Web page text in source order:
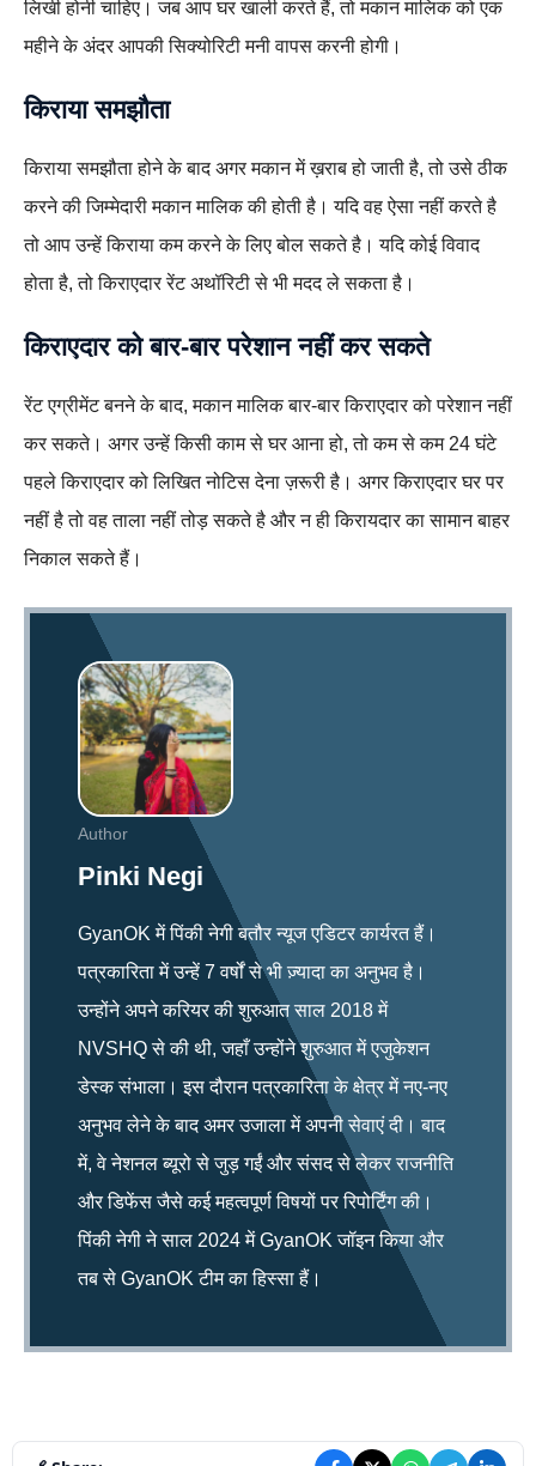
लिखी होनी चाहिए। जब आप घर खाली करते हैं, तो मकान मालिक को एक
महीने के अंदर आपकी सिक्योरिटी मनी वापस करनी होगी।
किराया समझौता
किराया समझौता होने के बाद अगर मकान में ख़राब हो जाती है, तो उसे ठीक
करने की जिम्मेदारी मकान मालिक की होती है। यदि वह ऐसा नहीं करते है
तो आप उन्हें किराया कम करने के लिए बोल सकते है। यदि कोई विवाद
होता है, तो किराएदार रेंट अथॉरिटी से भी मदद ले सकता है।
किराएदार को बार-बार परेशान नहीं कर सकते
रेंट एग्रीमेंट बनने के बाद, मकान मालिक बार-बार किराएदार को परेशान नहीं
कर सकते। अगर उन्हें किसी काम से घर आना हो, तो कम से कम 24 घंटे
पहले किराएदार को लिखित नोटिस देना ज़रूरी है। अगर किराएदार घर पर
नहीं है तो वह ताला नहीं तोड़ सकते है और न ही किरायदार का सामान बाहर
निकाल सकते हैं।
Author
Pinki Negi
GyanOK में पिंकी नेगी बतौर न्यूज एडिटर कार्यरत हैं।
पत्रकारिता में उन्हें 7 वर्षों से भी ज़्यादा का अनुभव है।
उन्होंने अपने करियर की शुरुआत साल 2018 में
NVSHQ से की थी, जहाँ उन्होंने शुरुआत में एजुकेशन
डेस्क संभाला। इस दौरान पत्रकारिता के क्षेत्र में नए-नए
अनुभव लेने के बाद अमर उजाला में अपनी सेवाएं दी। बाद
में, वे नेशनल ब्यूरो से जुड़ गईं और संसद से लेकर राजनीति
और डिफेंस जैसे कई महत्वपूर्ण विषयों पर रिपोर्टिंग की।
पिंकी नेगी ने साल 2024 में GyanOK जॉइन किया और
तब से GyanOK टीम का हिस्सा हैं।